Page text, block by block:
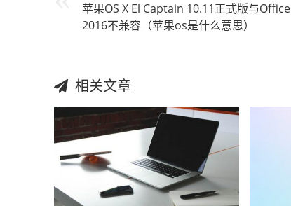
苹果OS X El Captain 10.11正式版与Office
2016不兼容（苹果os是什么意思）
相关文章